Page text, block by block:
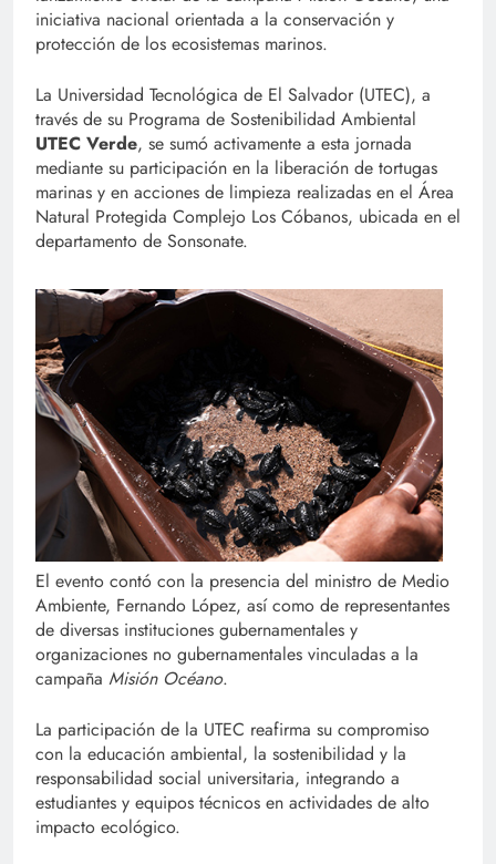
iniciativa nacional orientada a la conservación y
protección de los ecosistemas marinos.
La Universidad Tecnológica de El Salvador (UTEC), a
través de su Programa de Sostenibilidad Ambiental
UTEC Verde, se sumó activamente a esta jornada
mediante su participación en la liberación de tortugas
marinas y en acciones de limpieza realizadas en el Área
Natural Protegida Complejo Los Cóbanos, ubicada en el
departamento de Sonsonate.
El evento contó con la presencia del ministro de Medio
Ambiente, Fernando López, así como de representantes
de diversas instituciones gubernamentales y
organizaciones no gubernamentales vinculadas a la
campaña Misión Océano.
La participación de la UTEC reafirma su compromiso
con la educación ambiental, la sostenibilidad y la
responsabilidad social universitaria, integrando a
estudiantes y equipos técnicos en actividades de alto
impacto ecológico.